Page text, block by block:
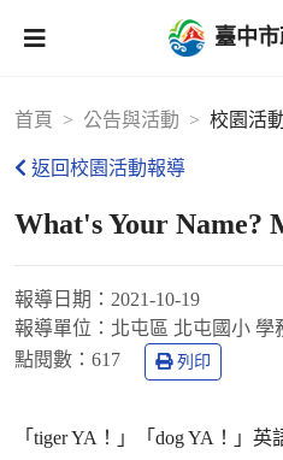
臺中
首頁 公告與活動 校園活
返回校園活動報導
What's Your Name?
報導日期： 2021-10-19
報導單位： 北屯區 北屯國小 學
點閱數： 617 列印
「tiger YA！」「dog YA！」